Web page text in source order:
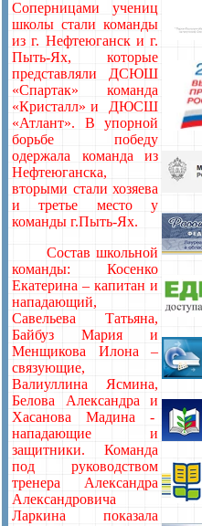
Соперницами учениц
школы стали команды
из г. Нефтеюганск и г.
Пыть-Ях, которые
представляли ДСЮШ
«Спартак» команда
«Кристалл» и ДЮСШ
«Атлант». В упорной
борьбе победу
одержала команда из
Нефтеюганска,
вторыми стали хозяева
и третье место у
команды г.Пыть-Ях.
Состав школьной
команды: Косенко
Екатерина – капитан и
нападающий,
Савельева Татьяна,
Байбуз Мария и
Менщикова Илона –
связующие,
Валиуллина Ясмина,
Белова Александра и
Хасанова Мадина -
нападающие и
защитники. Команда
под руководством
тренера Александра
Александровича
Ларкина показала